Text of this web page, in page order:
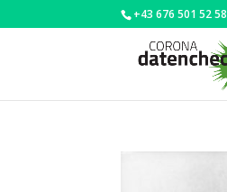
+43 676 501 52 58